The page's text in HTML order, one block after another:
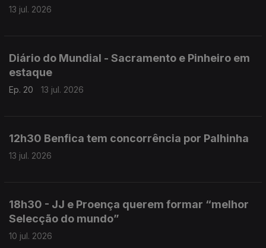
13 jul. 2026
Diário do Mundial - Sacramento e Pinheiro em
estaque
Ep. 20 13 jul. 2026
12h30 Benfica tem concorrência por Palhinha
13 jul. 2026
18h30 - JJ e Proença querem formar “melhor
Selecção do mundo”
10 jul. 2026